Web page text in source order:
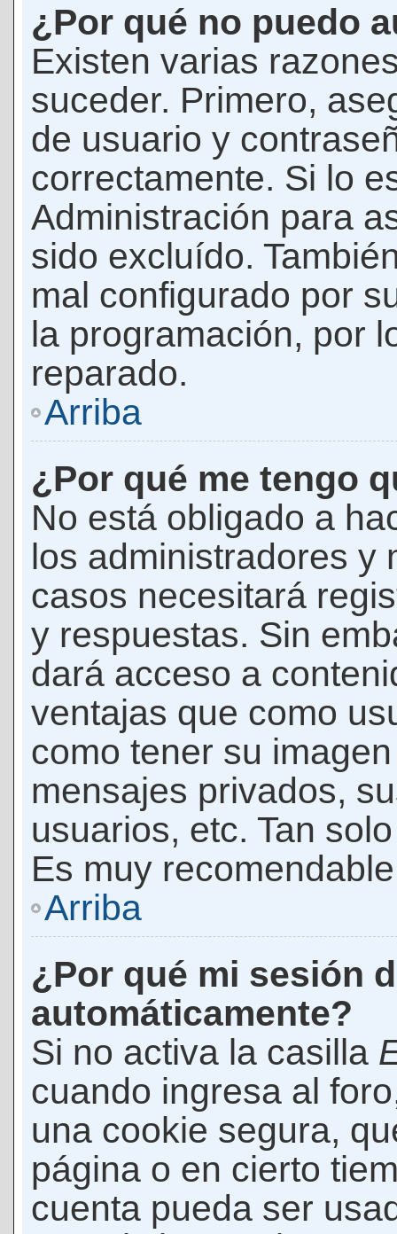
¿Por qué no puedo
Existen varias
suceder. Primero,
de usuario y
correctamente. Si lo
Administración para
sido excluído.
mal configurado por
la programación, por
reparado.
Arriba
¿Por qué me tengo
No está obligado a
los administradores y
casos necesitará
y respuestas. Sin
dará acceso a
ventajas que como
como tener su
mensajes privados,
usuarios, etc. Tan
Es muy
Arriba
¿Por qué mi sesión
automáticamente?
Si no activa la casilla
cuando ingresa al
una cookie segura,
página o en cierto
cuenta pueda ser